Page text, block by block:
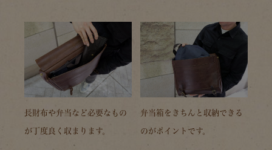
長財布や弁当など必要なもの
が丁度良く収まります。
弁当箱をきちんと収納できる
のがポイントです。